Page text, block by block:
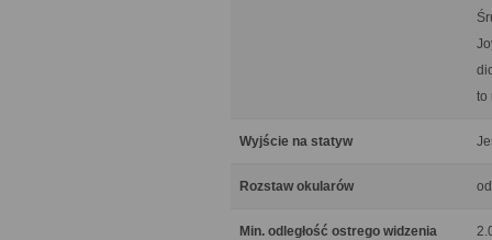
to
Wyjście na statyw
Rozstaw okularów
Min. odległość ostrego widzenia